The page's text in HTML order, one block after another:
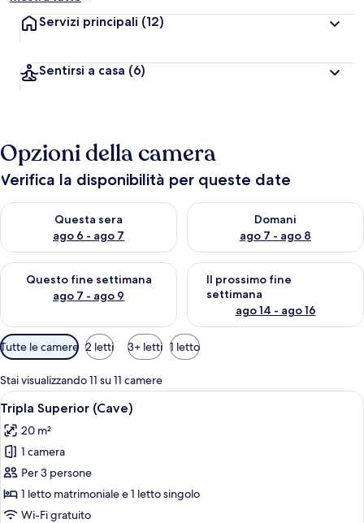
z
l
t
e
i
v
t
Servizi principali (12)
Sentirsi a casa (6)
Opzioni della camera
Verifica la disponibilità per queste date
Questa sera
ago 6 - ago 7
Verifica la disponibilità per questa sera, ago 6 - ago 7
Domani
ago 7 - ago 8
Verifica la disponibilità per
Questo fine settimana
ago 7 - ago 9
Verifica la disponibilità per questo fine settimana, ago 7 - ago
Il prossimo fine
settimana
ago 14 - ago 16
Verifica la disponibilità per il
Filtri
disponibili
per
le
camere
Tutte le camere 2 letti 3+ letti 1 letto
Stai visualizzando 11 su 11 camere
Apri
tutte
le
foto
per
Tripla
Superior
Un interno moderno con un divano,
7
Tripla Superior (Cave)
20 m²
1 camera
Per 3 persone
1 letto matrimoniale e 1 letto singolo
Wi-Fi gratuito